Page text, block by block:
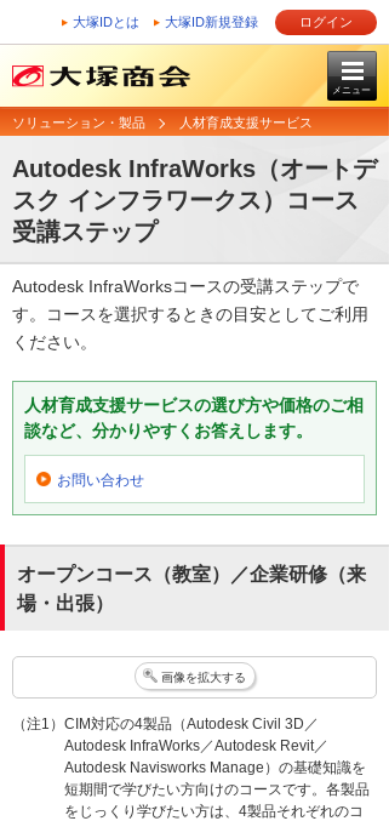
大塚IDとは 大塚ID新規登録 ログイン
メニュー
ソリューション・製品 人材育成支援サービス
Autodesk InfraWorks（オートデ
スク インフラワークス）コース
受講ステップ
Autodesk InfraWorksコースの受講ステップで
す。コースを選択するときの目安としてご利用
ください。
人材育成支援サービスの選び方や価格のご相
談など、分かりやすくお答えします。
お問い合わせ
オープンコース（教室）／企業研修（来
場・出張）
画像を拡大する
（注1）CIM対応の4製品（Autodesk Civil 3D／
Autodesk InfraWorks／Autodesk Revit／
Autodesk Navisworks Manage）の基礎知識を
短期間で学びたい方向けのコースです。各製品
をじっくり学びたい方は、4製品それぞれのコ